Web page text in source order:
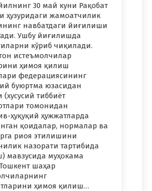
30 май куни Рақобат
ҳузуридаги жамоатчилик
навбатдаги йиғилиши
Ушбу йиғилишда
кўриб чиқилади.
истеъмолчилар
ҳимоя қилиш
федерациясининг
буюртма юзасидан
тиббиёт
томонидан
ҳуқуқий ҳужжатларда
қоидалар, нормалар ва
риоя этилишини
назорати тартибида
мавзусида муҳокама
шаҳар
ҳимоя қилиш…